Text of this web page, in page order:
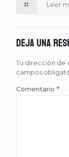
Leer
Deja una
Tu dirección de
campos
Comentario *